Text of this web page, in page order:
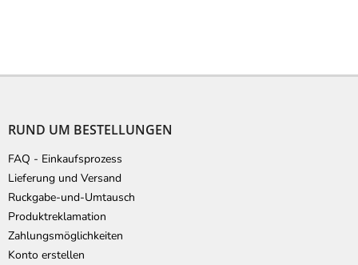
F
RUND UM BESTELLUNGEN
FAQ - Einkaufsprozess
Lieferung und Versand
Ruckgabe-und-Umtausch
Produktreklamation
Zahlungsmöglichkeiten
Konto erstellen